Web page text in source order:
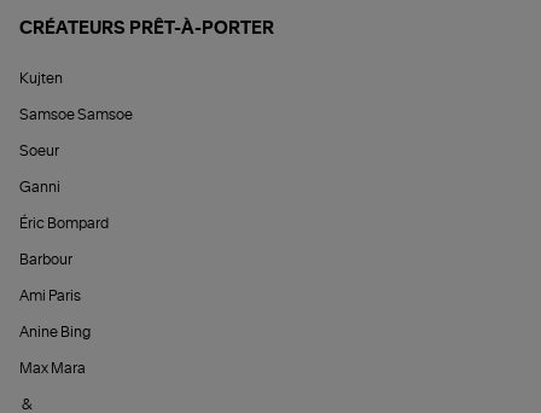
CRÉATEURS PRÊT-À-PORTER
Kujten
Samsoe Samsoe
Soeur
Ganni
Éric Bompard
Barbour
Ami Paris
Anine Bing
Max Mara
&